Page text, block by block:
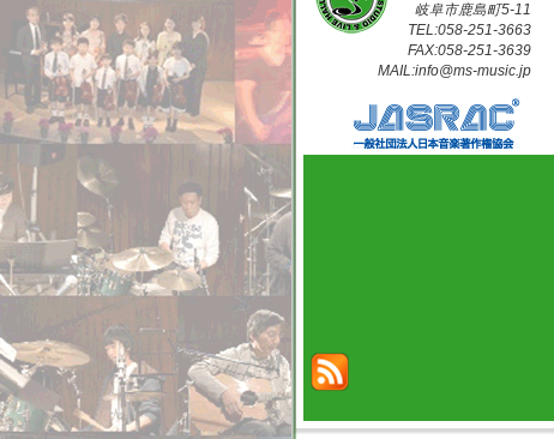
岐阜市鹿島町5-11
TEL:058-251-3663
FAX:058-251-3639
MAIL:info@ms-music.jp